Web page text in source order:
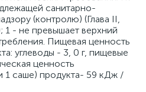
санитарно-
(контролю) (Глава II,
1 - не превышает верхний
Пищевая ценность
углеводы - 3, 0 г, пищевые
ценность
1 саше) продукта- 59 кДж /